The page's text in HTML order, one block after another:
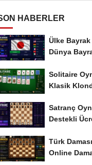
HABERLER
Ülke
Dünya
Solitaire
Klasik
Satranç
Destekli
Türk
Online